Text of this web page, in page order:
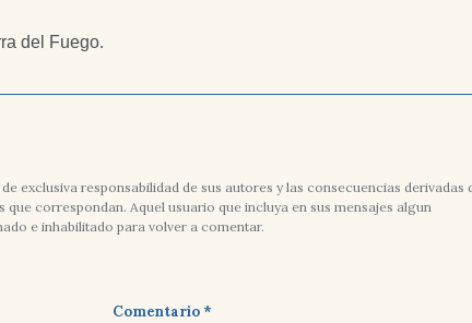
del Fuego.
exclusiva responsabilidad de sus autores y las consecuencias derivadas
que correspondan. Aquel usuario que incluya en sus mensajes algun
e inhabilitado para volver a comentar.
Comentario *